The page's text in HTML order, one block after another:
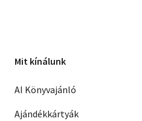
Mit kínálunk
AI Könyvajánló
Ajándékkártyák